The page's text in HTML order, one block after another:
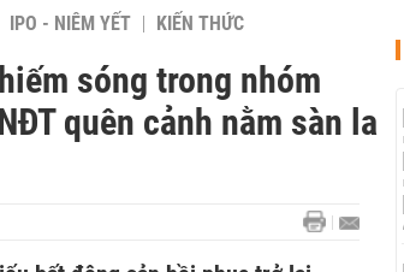
IPO - NIÊM YẾT KIẾN THỨC
sóng trong nhóm
quên cảnh nằm sàn la